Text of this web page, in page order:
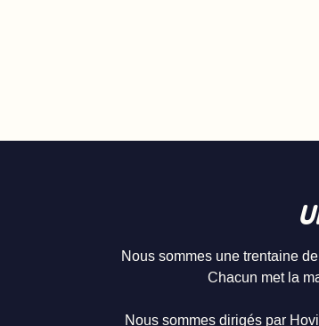
Nous sommes une trentaine
Chacun met la
Nous sommes dirigés par